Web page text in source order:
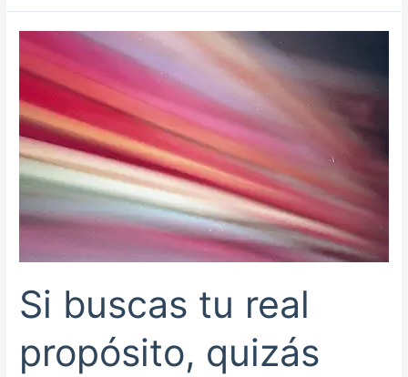
Si buscas tu real
propósito, quizás
real
propósito,
quizás
debas
escuchar